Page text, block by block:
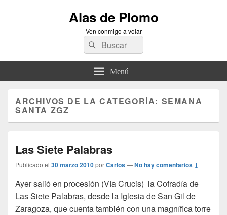
Alas de Plomo
Ven conmigo a volar
Buscar
por:
Buscar
Menú
ARCHIVOS DE LA CATEGORÍA: SEMANA
SANTA ZGZ
Las Siete Palabras
Publicado el 30 marzo 2010porCarlos—No hay comentarios ↓
Ayer salió en procesión (Vía Crucis) la Cofradía de
Las Siete Palabras, desde la Iglesia de San Gil de
Zaragoza, que cuenta también con una magnífica torre